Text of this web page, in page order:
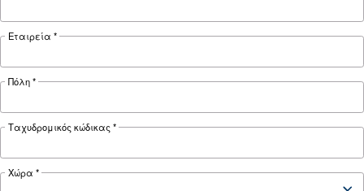
Ο πλήρης οδηγός
υγροποιημένων υδρατμών